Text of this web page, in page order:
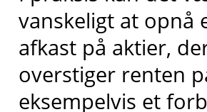
vanskeligt at opnå
afkast på aktier,
overstiger renten
eksempelvis et